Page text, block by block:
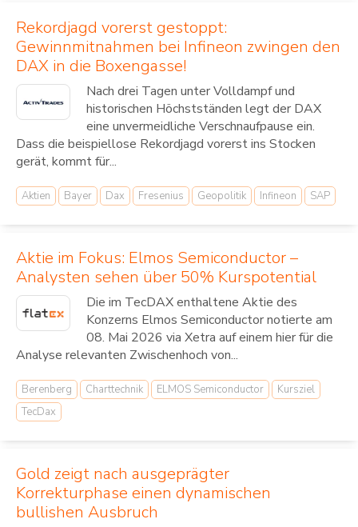
Rekordjagd vorerst gestoppt:
Gewinnmitnahmen bei Infineon zwingen den
DAX in die Boxengasse!
Nach drei Tagen unter Volldampf und
historischen Höchstständen legt der DAX
eine unvermeidliche Verschnaufpause ein.
Dass die beispiellose Rekordjagd vorerst ins Stocken
gerät, kommt für...
Aktien Bayer Dax Fresenius Geopolitik Infineon SAP
Aktie im Fokus: Elmos Semiconductor –
Analysten sehen über 50% Kurspotential
Die im TecDAX enthaltene Aktie des
Konzerns Elmos Semiconductor notierte am
08. Mai 2026 via Xetra auf einem hier für die
Analyse relevanten Zwischenhoch von...
Berenberg Charttechnik ELMOS Semiconductor
Kursziel
TecDax
Gold zeigt nach ausgeprägter
Korrekturphase einen dynamischen
bullishen Ausbruch